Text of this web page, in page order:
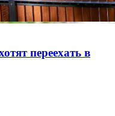
переехать в